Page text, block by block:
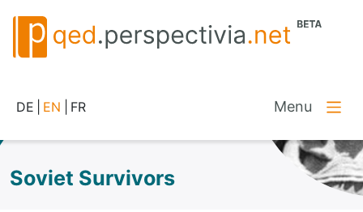
DE EN FR Menu
Soviet Survivors